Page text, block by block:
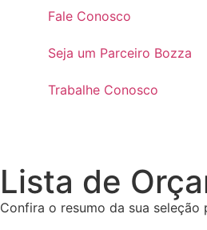
Fale Conosco
Seja um Parceiro Bozza
Trabalhe Conosco
Lista de
Confira o resumo da sua